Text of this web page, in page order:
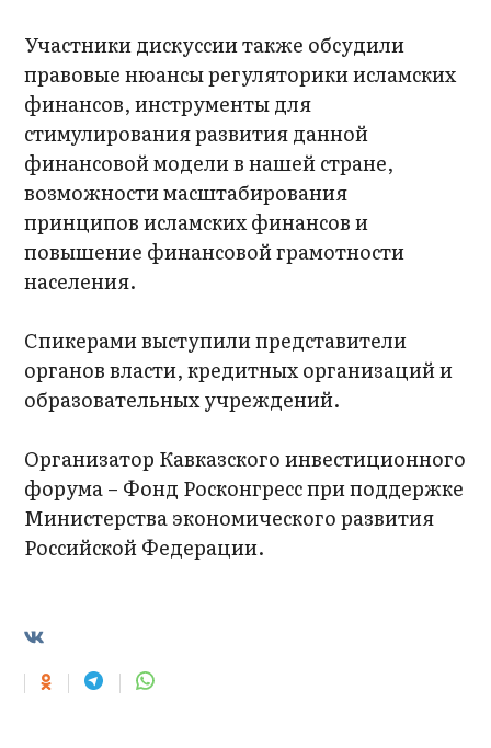
Участники дискуссии также обсудили
правовые нюансы регуляторики исламских
финансов, инструменты для
стимулирования развития данной
финансовой модели в нашей стране,
возможности масштабирования
принципов исламских финансов и
повышение финансовой грамотности
населения.
Спикерами выступили представители
органов власти, кредитных организаций и
образовательных учреждений.
Организатор Кавказского инвестиционного
форума – Фонд Росконгресс при поддержке
Министерства экономического развития
Российской Федерации.